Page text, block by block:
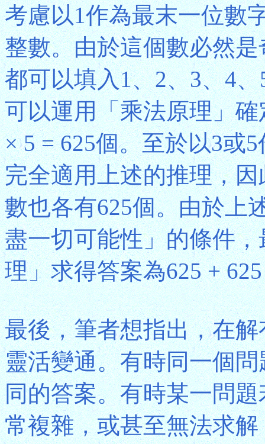
考慮以1作為最末一位數
整數。由於這個數必然
都可以填入1、2、3、4
可以運用「乘法原理」
× 5 = 625個。至於以3或
完全適用上述的推理，
數也各有625個。由於上
盡一切可能性」的條件
理」求得答案為625 +
最後，筆者想指出，在
靈活變通。有時同一個
同的答案。有時某一問
常複雜，或甚至無法求